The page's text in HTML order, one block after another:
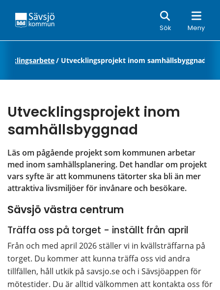
Sök Meny
Sök
/ Utvecklingsprojekt inom samhällsbyggnad
Utvecklingsprojekt inom
samhällsbyggnad
Läs om pågående projekt som kommunen arbetar
med inom samhällsplanering. Det handlar om projekt
vars syfte är att kommunens tätorter ska bli än mer
attraktiva livsmiljöer för invånare och besökare.
Sävsjö västra centrum
Träffa oss på torget - inställt från april
Från och med april 2026 ställer vi in kvällsträffarna på
torget. Du kommer att kunna träffa oss vid andra
tillfällen, håll utkik på savsjo.se och i Sävsjöappen för
mötestider. Du är alltid välkommen att kontakta oss för